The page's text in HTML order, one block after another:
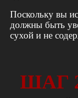
Поскольку вы
должны быть
сухой и не
ШАГ